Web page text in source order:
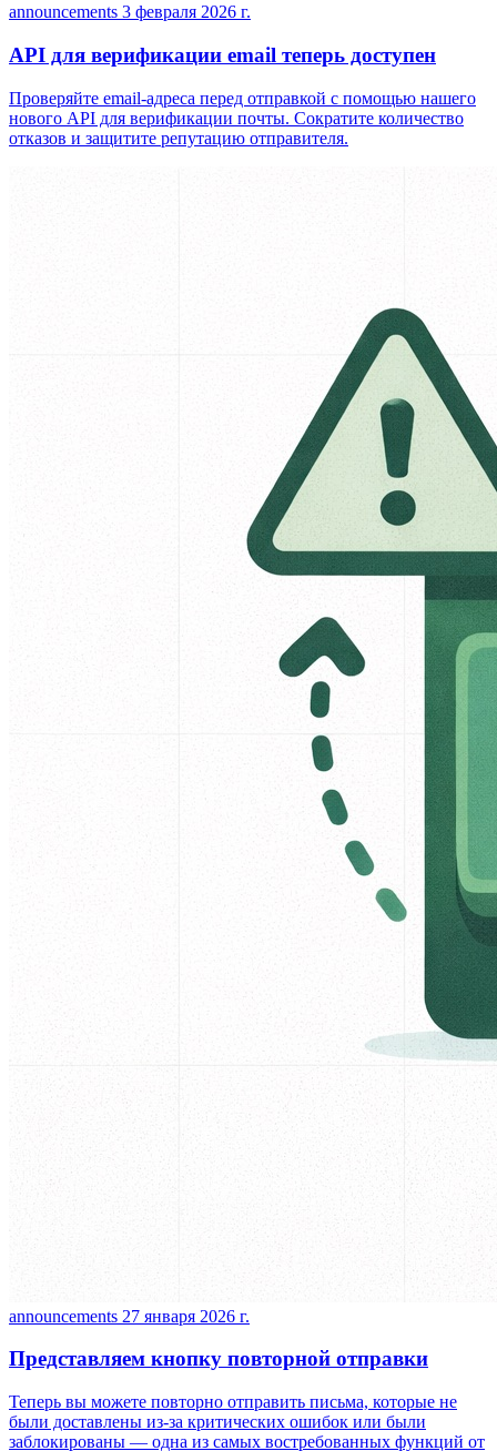
announcements 3 февраля 2026 г.
API для верификации email теперь доступен
Проверяйте email-адреса перед отправкой с помощью нашего
нового API для верификации почты. Сократите количество
отказов и защитите репутацию отправителя.
announcements 27 января 2026 г.
Представляем кнопку повторной отправки
Теперь вы можете повторно отправить письма, которые не
были доставлены из-за критических ошибок или были
заблокированы — одна из самых востребованных функций от